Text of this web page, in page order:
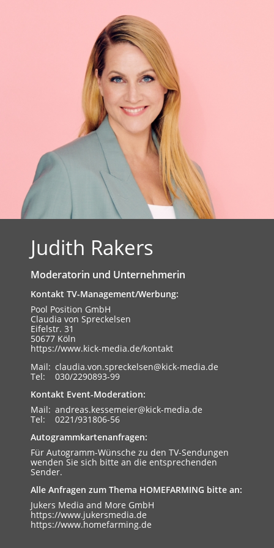
Judith Rakers
Moderatorin und Unternehmerin
Kontakt TV-Management/Werbung:
Pool Position GmbH
Claudia von Spreckelsen
Eifelstr. 31
50677 Köln
https://www.kick-media.de/kontakt
Mail: claudia.von.spreckelsen@kick-media.de
Tel:
030/2290893-99
Kontakt Event-Moderation:
Mail: andreas.kessemeier@kick-media.de
Tel:
0221/931806-56
Autogrammkartenanfragen:
Für Autogramm-Wünsche zu den TV-Sendungen
wenden Sie sich bitte an die entsprechenden
Sender.
Alle Anfragen zum Thema HOMEFARMING bitte an:
Jukers Media and More GmbH
https://www.jukersmedia.de
https://www.homefarming.de